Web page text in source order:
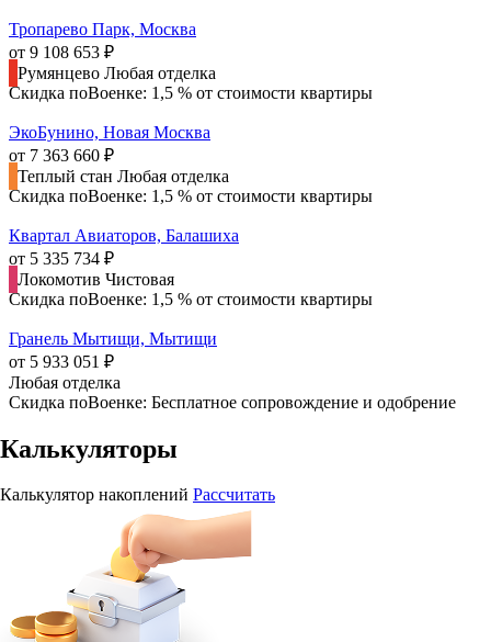
Тропарево Парк, Москва
от 9 108 653 ₽
Румянцево Любая отделка
Скидка поВоенке: 1,5 % от стоимости квартиры
ЭкоБунино, Новая Москва
от 7 363 660 ₽
Теплый стан Любая отделка
Скидка поВоенке: 1,5 % от стоимости квартиры
Квартал Авиаторов, Балашиха
от 5 335 734 ₽
Локомотив Чистовая
Скидка поВоенке: 1,5 % от стоимости квартиры
Гранель Мытищи, Мытищи
от 5 933 051 ₽
Любая отделка
Скидка поВоенке: Бесплатное сопровождение и одобрение
Калькуляторы
Калькулятор накоплений Рассчитать